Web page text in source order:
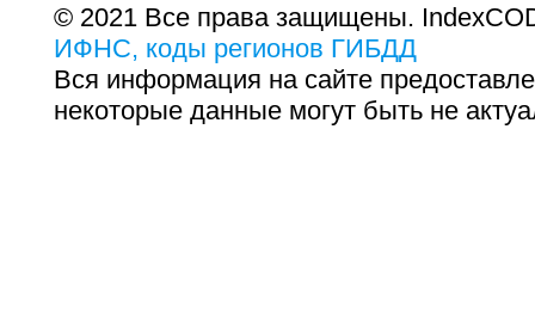
© 2021 Все права защищены.
ИФНС, коды регионов ГИБДД
Вся информация на сайте
некоторые данные могут быть не